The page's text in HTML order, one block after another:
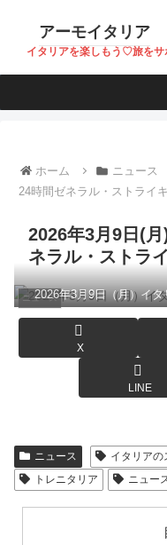
アーモイタリア
イタリアを楽しもう♡旅をサ
ホーム ニュース
24時間ゼネラル・ストライ
2026年3月9日(
ネラル・ストラ
ニュース
2026年3月9日（月）イ
X
LINE
ニュース イタリアの
トレニタリア
ニュー